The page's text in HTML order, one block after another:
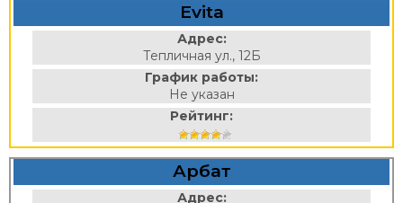
Evita
Адрес:
Тепличная ул., 12Б
График работы:
Не указан
Рейтинг:
Арбат
Адрес: